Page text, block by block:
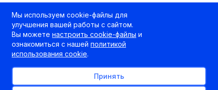
Мы используем cookie-файлы для
улучшения вашей работы с сайтом.
Вы можете настроить cookie-файлы и
ознакомиться с нашей политикой
использования cookie.
Принять